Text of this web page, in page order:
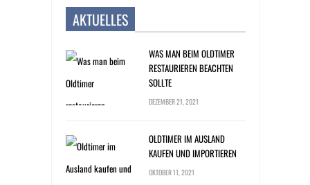
AKTUELLES
WAS MAN BEIM OLDTIMER
RESTAURIEREN BEACHTEN
SOLLTE
DEZEMBER 21, 2021
OLDTIMER IM AUSLAND
KAUFEN UND IMPORTIEREN
OKTOBER 11, 2021